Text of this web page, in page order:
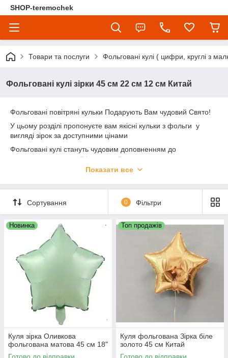
SHOP-teremochek
Товари та послуги Фольговані кулі ( цифри, круглі з
Фольговані кулі зірки 45 см 22 см 12 см Китай
Фольговані повітряні кульки Подарують Вам чудовий Свято!
У цьому розділі пропонуєте вам якісні кульки з фольги у
вигляді зірок за доступними цінами
Фольговані кулі стануть чудовим доповненням до
подарунку на дитячий і дорослий день народження, а також
буде чудовою прикрасою будь - якого свята!
Показати все
Сортування 0 Фільтри
Новинка
Куля зірка Оливкова
фольгована матова 45 см 18"
Топ продажів
Куля фольгована Зірка біле
золото 45 см Китай